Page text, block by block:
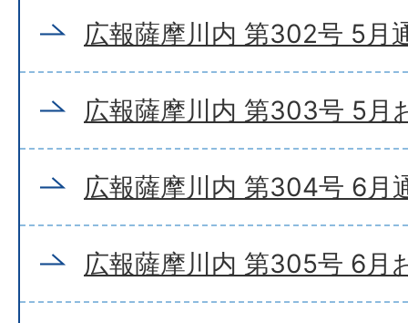
広報薩摩川内 第302号 5月
広報薩摩川内 第303号 5月
広報薩摩川内 第304号 6月
広報薩摩川内 第305号 6月